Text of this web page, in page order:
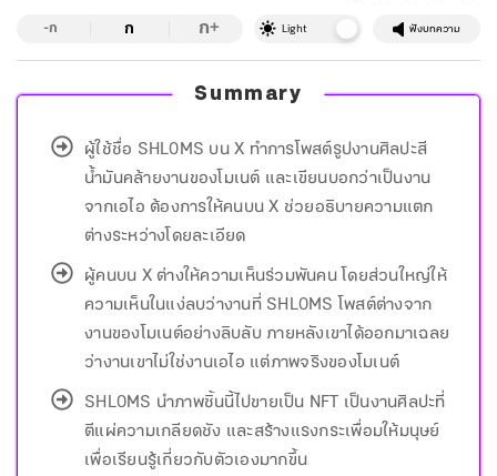
-ก ก ก+ Light ฟังบทความ
Summary
ผู้ใช้ชื่อ SHL0MS บน X ทำการโพสต์รูปงานศิลปะสี
น้ำมันคล้ายงานของโมเนต์ และเขียนบอกว่าเป็นงาน
จากเอไอ ต้องการให้คนบน X ช่วยอธิบายความแตก
ต่างระหว่างโดยละเอียด
ผู้คนบน X ต่างให้ความเห็นร่วมพันคน โดยส่วนใหญ่ให้
ความเห็นในแง่ลบว่างานที่ SHL0MS โพสต์ต่างจาก
งานของโมเนต์อย่างลิบลับ ภายหลังเขาได้ออกมาเฉลย
ว่างานเขาไม่ใช่งานเอไอ แต่ภาพจริงของโมเนต์
SHL0MS นำภาพชิ้นนี้ไปขายเป็น NFT เป็นงานศิลปะที่
ตีแผ่ความเกลียดชัง และสร้างแรงกระเพื่อมให้มนุษย์
เพื่อเรียนรู้เกี่ยวกับตัวเองมากขึ้น